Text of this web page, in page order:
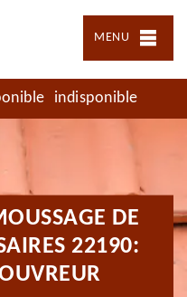
MENU
indisponible
DE
22190: